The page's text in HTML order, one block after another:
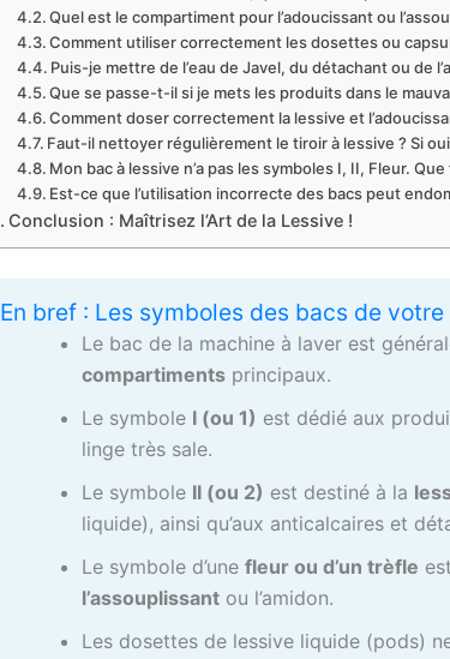
Quel est le compartiment pour l’adoucissant ou
Comment utiliser correctement les dosettes ou
Puis-je mettre de l’eau de Javel, du détachant ou de
Que se passe-t-il si je mets les produits dans le
Comment doser correctement la lessive et
Faut-il nettoyer régulièrement le tiroir à lessive ? Si
Mon bac à lessive n’a pas les symboles I, II, Fleur. Que
Est-ce que l’utilisation incorrecte des bacs peut
Conclusion : Maîtrisez l’Art de la Lessive !
En bref : Les symboles des bacs de
Le bac de la machine à laver est
compartiments principaux.
Le symbole I (ou 1) est dédié aux
linge très sale.
Le symbole II (ou 2) est destiné à la
liquide), ainsi qu’aux anticalcaires et
Le symbole d’une fleur ou d’un trèfle
l’assouplissant ou l’amidon.
Les dosettes de lessive liquide (pods)